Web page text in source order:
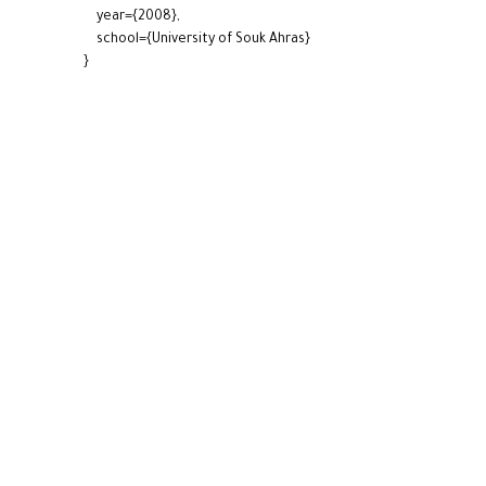
year={2008},
school={University of Souk Ahras}
}